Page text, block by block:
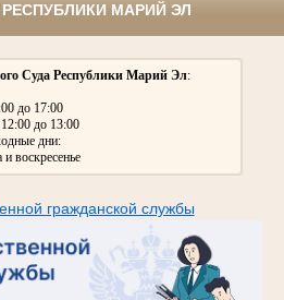
МАРИЙ ЭЛ
Суда Республики Марий Эл:
до 17:00
до 13:00
дни:
и воскресенье
гражданской службы